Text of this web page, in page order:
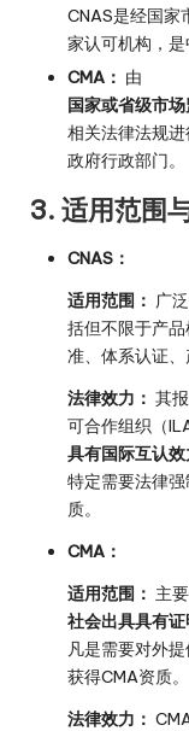
CNAS是经国家
家认可机构，是
CMA： 由
国家或省级市
相关法律法规
政府行政部门。
3. 适用范围
CNAS：
适用范围： 广
括但不限于产
准、体系认证、
法律效力： 其
可合作组织（
具有国际互认效
特定需要法律
质。
CMA：
适用范围： 主
社会出具具有
凡是需要对外
获得CMA资质。
法律效力：